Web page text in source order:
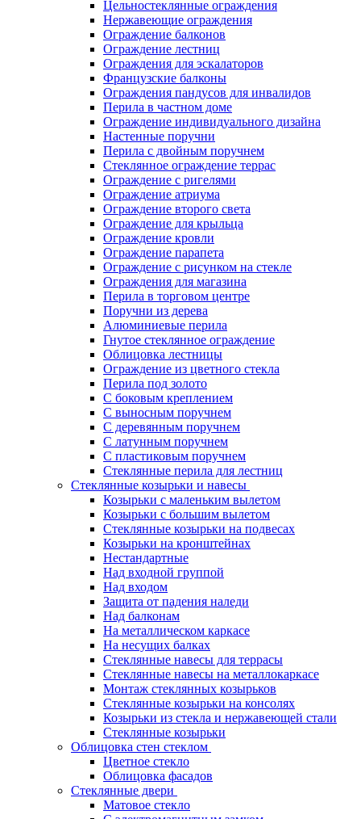
Цельностеклянные ограждения
Нержавеющие ограждения
Ограждение балконов
Ограждение лестниц
Ограждения для эскалаторов
Французские балконы
Ограждения пандусов для инвалидов
Перила в частном доме
Ограждение индивидуального дизайна
Настенные поручни
Перила с двойным поручнем
Стеклянное ограждение террас
Ограждение с ригелями
Ограждение атриума
Ограждение второго света
Ограждение для крыльца
Ограждение кровли
Ограждение парапета
Ограждение с рисунком на стекле
Ограждения для магазина
Перила в торговом центре
Поручни из дерева
Алюминиевые перила
Гнутое стеклянное ограждение
Облицовка лестницы
Ограждение из цветного стекла
Перила под золото
С боковым креплением
С выносным поручнем
С деревянным поручнем
С латунным поручнем
С пластиковым поручнем
Стеклянные перила для лестниц
Стеклянные козырьки и навесы
Козырьки с маленьким вылетом
Козырьки с большим вылетом
Стеклянные козырьки на подвесах
Козырьки на кронштейнах
Нестандартные
Над входной группой
Над входом
Защита от падения наледи
Над балконам
На металлическом каркасе
На несущих балках
Стеклянные навесы для террасы
Стеклянные навесы на металлокаркасе
Монтаж стеклянных козырьков
Стеклянные козырьки на консолях
Козырьки из стекла и нержавеющей стали
Стеклянные козырьки
Облицовка стен стеклом
Цветное стекло
Облицовка фасадов
Стеклянные двери
Матовое стекло